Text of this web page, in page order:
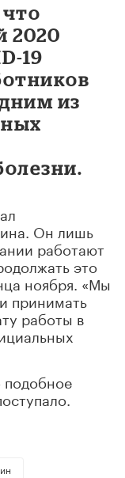
2020
19
из
Он лишь
работают
это
ноября. «Мы
принимать
работы в
подобноe